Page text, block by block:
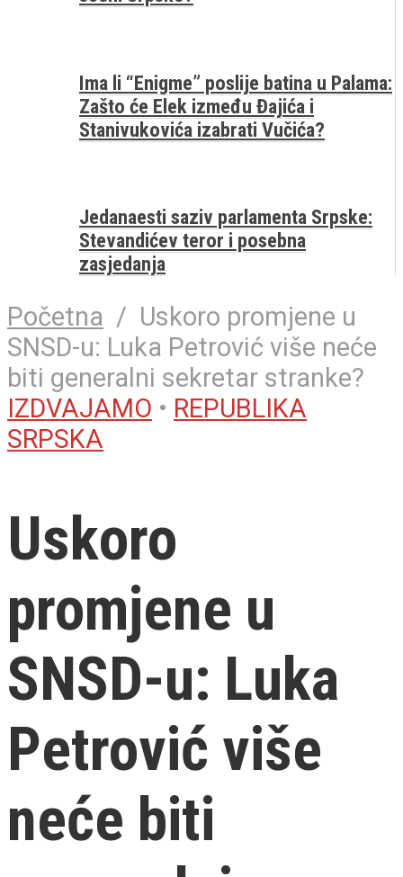
Ima li “Enigme” poslije batina u Palama:
Zašto će Elek između Đajića i
Stanivukovića izabrati Vučića?
Jedanaesti saziv parlamenta Srpske:
Stevandićev teror i posebna
zasjedanja
Početna / Uskoro promjene u
SNSD-u: Luka Petrović više neće
biti generalni sekretar stranke?
IZDVAJAMO • REPUBLIKA
SRPSKA
Uskoro
promjene u
SNSD-u: Luka
Petrović više
neće biti